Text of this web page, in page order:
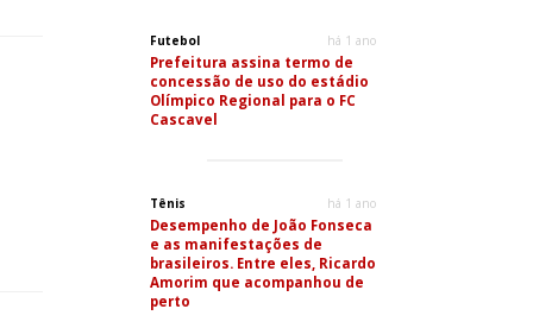
Futebol há 1 ano
Prefeitura assina termo de
concessão de uso do estádio
Olímpico Regional para o FC
Cascavel
Tênis há 1 ano
Desempenho de João Fonseca
e as manifestações de
brasileiros. Entre eles, Ricardo
Amorim que acompanhou de
perto